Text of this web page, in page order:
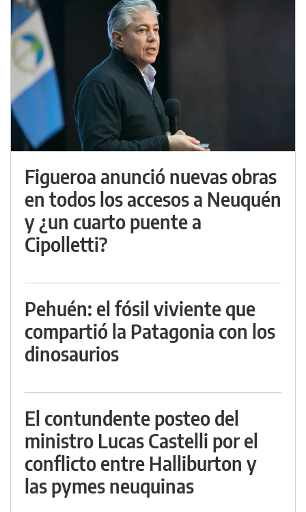
Figueroa anunció nuevas obras
en todos los accesos a Neuquén
y ¿un cuarto puente a
Cipolletti?
Pehuén: el fósil viviente que
compartió la Patagonia con los
dinosaurios
El contundente posteo del
ministro Lucas Castelli por el
conflicto entre Halliburton y
las pymes neuquinas